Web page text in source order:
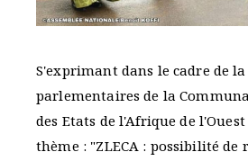
S'exprimant dans le cadre de
parlementaires de la
des Etats de l'Afrique de l'Ouest
thème : "ZLECA : possibilité de